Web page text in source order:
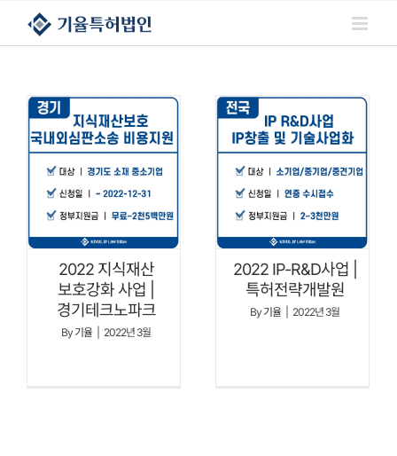
콘텐츠로
건너뛰기
2022 지식재산
보호강화 사업 |
경기테크노파크
By기율 2022년 3월
2022 IP-R&D사업 |
특허전략개발원
By기율 2022년 3월